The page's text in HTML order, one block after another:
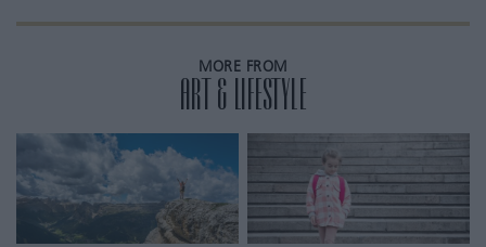
MORE FROM
ART & LIFESTYLE